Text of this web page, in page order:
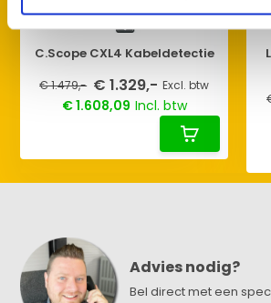
C.Scope CXL4 Kabeldetectie
€ 1.479,- € 1.329,- Excl. btw
€ 1.608,09 Incl. btw
Advies nodig?
Bel direct met een